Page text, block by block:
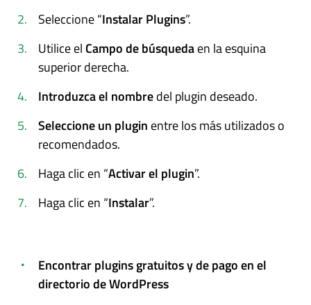
Seleccione “Instalar Plugins”.
Utilice el Campo de búsquedaen la esquina
superior derecha.
Introduzca el nombredel plugin deseado.
Seleccione un plugin entre los más utilizados o
recomendados.
Haga clic en “Activar el plugin”.
Haga clic en “Instalar”.
Encontrar plugins gratuitos y de pago en el
directorio de WordPress